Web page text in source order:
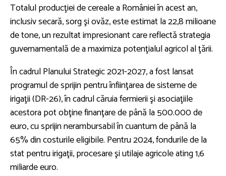
Totalul producţiei de cereale a României în acest an,
inclusiv secară, sorg şi ovăz, este estimat la 22,8 milioane
de tone, un rezultat impresionant care reflectă strategia
guvernamentală de a maximiza potenţialul agricol al ţării.
În cadrul Planului Strategic 2021-2027, a fost lansat
programul de sprijin pentru înfiinţarea de sisteme de
irigaţii (DR-26), în cadrul căruia fermierii şi asociaţiile
acestora pot obţine finanţare de până la 500.000 de
euro, cu sprijin nerambursabil în cuantum de până la
65% din costurile eligibile. Pentru 2024, fondurile de la
stat pentru irigaţii, procesare şi utilaje agricole ating 1,6
miliarde euro.